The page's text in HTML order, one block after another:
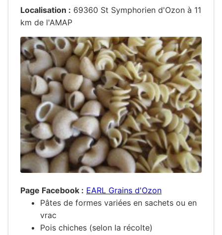
Localisation : 69360 St Symphorien d'Ozon à 11
km de l'AMAP
Page Facebook : EARL Grains d'Ozon
Pâtes de formes variées en sachets ou en
vrac
Pois chiches (selon la récolte)